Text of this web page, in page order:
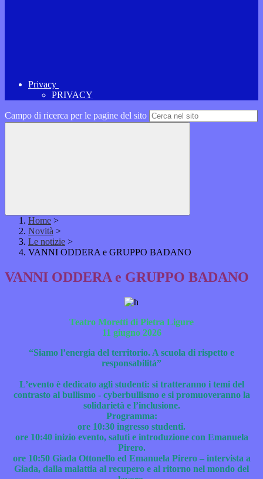
Privacy
PRIVACY
Campo di ricerca per le pagine del sito
Home >
Novità >
Le notizie >
VANNI ODDERA e GRUPPO BADANO
VANNI ODDERA e GRUPPO BADANO
Teatro Moretti di Pietra Ligure
11 giugno 2026
“Siamo l’energia del territorio. A scuola di rispetto e
responsabilità”
L’evento è dedicato agli studenti: si tratteranno i temi del
contrasto al bullismo - cyberbullismo e si promuoveranno la
solidarietà e l’inclusione.
Programma:
ore 10:30 ingresso studenti.
ore 10:40 inizio evento, saluti e introduzione con Emanuela
Pirero.
ore 10:50 Giada Ottonello ed Emanuela Pirero – intervista a
Giada, dalla malattia al recupero e al ritorno nel mondo del